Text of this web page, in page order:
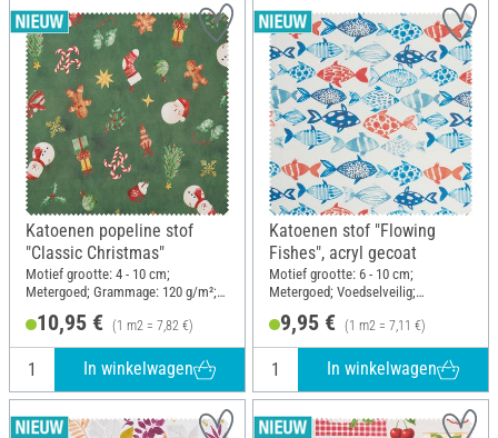
Katoenen popeline stof
"Classic Christmas"
Motief grootte: 4 - 10 cm;
Metergoed; Grammage: 120 g/m²;
10,95 € (1 m2 = 7,82 €)
In winkelwagen
Katoenen stof "Flowing
Fishes", acryl gecoat
Motief grootte: 6 - 10 cm;
Metergoed; Voedselveilig;
cm9,95 € (1 m2 = 7,11 €)
In winkelwagen